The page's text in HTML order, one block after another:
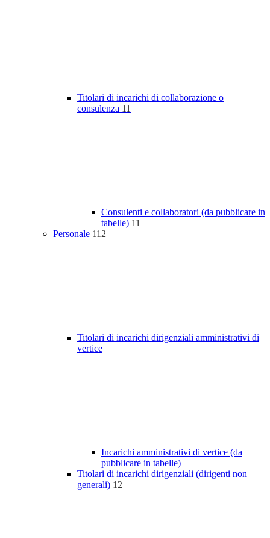
Titolari di incarichi di collaborazione o
consulenza 11
Consulenti e collaboratori (da pubblicare in
tabelle) 11
Personale 112
Titolari di incarichi dirigenziali amministrativi di
vertice
Incarichi amministrativi di vertice (da
pubblicare in tabelle)
Titolari di incarichi dirigenziali (dirigenti non
generali) 12